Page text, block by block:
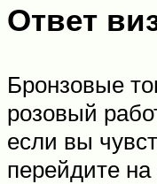
Ответ
Бронзовые
розовый
если вы
перейдите